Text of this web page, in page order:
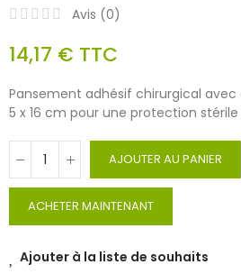
Avis (0)
14,17 € TTC
Pansement adhésif chirurgical
5 x 16 cm pour une protection stérile
AJOUTER AU PANIER
ACHETER MAINTENANT
Ajouter à la liste de souhaits